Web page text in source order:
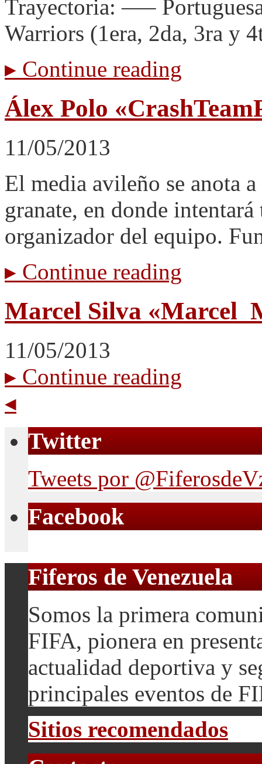
Trayectoria: —–
Warriors (1era, 2da, 3ra y
▸ Continue reading
Álex Polo
11/05/2013
El media avileño se anota
granate, en donde
organizador del equipo.
▸ Continue reading
Marcel Silva
11/05/2013
▸ Continue reading
◂
Twitter
Tweets por
Facebook
Fiferos de Venezuela
Somos la primera
FIFA, pionera en
actualidad deportiva y
principales eventos de
Sitios recomendados